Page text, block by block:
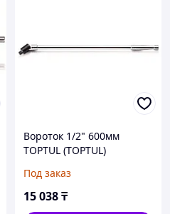
Вороток 1/2" 600мм
TOPTUL (TOPTUL)
Под заказ
15 038₸